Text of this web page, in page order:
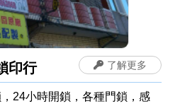
印行
24小時開鎖，各種門鎖，感
了解更多